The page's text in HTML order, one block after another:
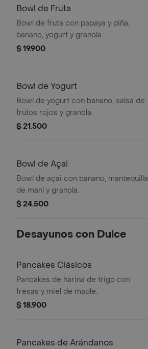
Bowl de Fruta
Bowl de fruta con papaya y piña,
banano, yogurt y granola.
$ 19.900
Bowl de Yogurt
Bowl de yogurt con banano, salsa de
frutos rojos y granola.
$ 21.500
Bowl de Açai
Bowl de açai con banano, mantequilla
de maní y granola.
$ 24.500
Desayunos con Dulce
Pancakes Clásicos
Pancakes de harina de trigo con
fresas y miel de maple.
$ 18.900
Pancakes de Arándanos